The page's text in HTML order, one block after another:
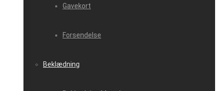
Gavekort
Forsendelse
Beklædning